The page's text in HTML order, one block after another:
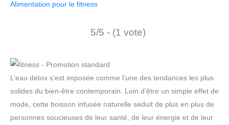
Alimentation pour le fitness
5/5 - (1 vote)
L’eau détox s’est imposée comme l’une des tendances les plus
solides du bien-être contemporain. Loin d’être un simple effet de
mode, cette boisson infusée naturelle séduit de plus en plus de
personnes soucieuses de leur santé, de leur énergie et de leur